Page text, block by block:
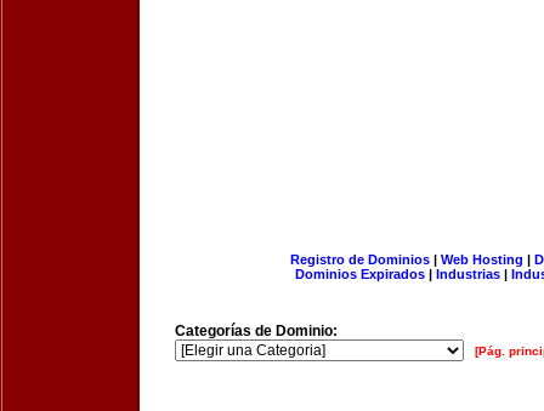
Registro de Dominios| Web Hosting |
Dominios Expirados | Industrias |
Categorías de Dominio:
[Pág.